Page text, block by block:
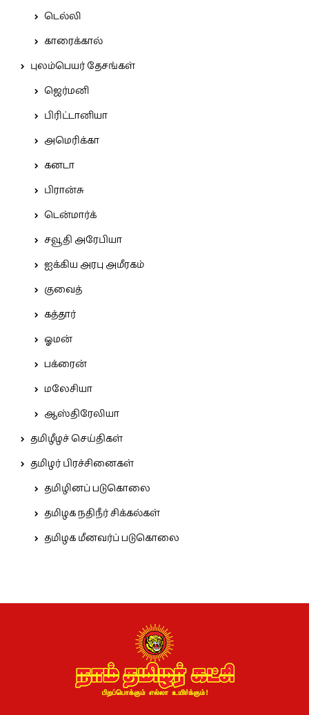
டெல்லி
காரைக்கால்
புலம்பெயர் தேசங்கள்
ஜெர்மனி
பிரிட்டானியா
அமெரிக்கா
கனடா
பிரான்சு
டென்மார்க்
சவூதி அரேபியா
ஐக்கிய அரபு அமீரகம்
குவைத்
கத்தார்
ஓமன்
பக்ரைன்
மலேசியா
ஆஸ்திரேலியா
தமிழீழச் செய்திகள்
தமிழர் பிரச்சினைகள்
தமிழினப் படுகொலை
தமிழக நதிநீர் சிக்கல்கள்
தமிழக மீனவர்ப் படுகொலை